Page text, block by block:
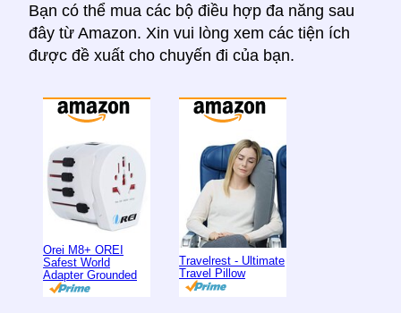
Bạn có thể mua các bộ điều hợp đa năng sau
đây từ Amazon. Xin vui lòng xem các tiện ích
được đề xuất cho chuyến đi của bạn.
Orei M8+ OREI
Safest World
Adapter Grounded
Travelrest - Ultimate
Travel Pillow